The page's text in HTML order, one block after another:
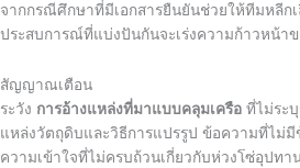
จากกรณีศึกษาที่มีเอกสารยืนยันช่วยให้ทีมหลีก
ประสบการณ์ที่แบ่งปันกันจะเร่งความก้าวหน้า
สัญญาณเตือน
ระวัง การอ้างแหล่งที่มาแบบคลุมเครือ ที่ไม่ระ
แหล่งวัตถุดิบและวิธีการแปรรูป ข้อความที่ไม่
ความเข้าใจที่ไม่ครบถ้วนเกี่ยวกับห่วงโซ่อุปท